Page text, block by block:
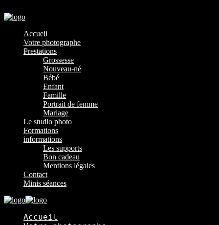
Accueil
Votre photographe
Prestations
Grossesse
Nouveau-né
Bébé
Enfant
Famille
Portrait de femme
Mariage
Le studio photo
Formations
informations
Les supports
Bon cadeau
Mentions légales
Contact
Minis séances
Accueil